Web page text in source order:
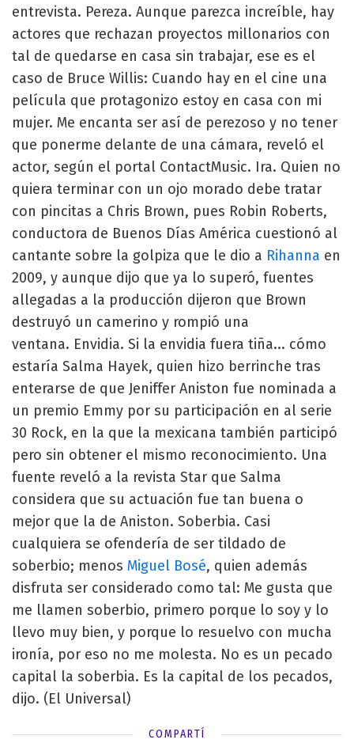
entrevista. Pereza. Aunque parezca increíble, hay
actores que rechazan proyectos millonarios con
tal de quedarse en casa sin trabajar, ese es el
caso de Bruce Willis: Cuando hay en el cine una
película que protagonizo estoy en casa con mi
mujer. Me encanta ser así de perezoso y no tener
que ponerme delante de una cámara, reveló el
actor, según el portal ContactMusic. Ira. Quien no
quiera terminar con un ojo morado debe tratar
con pincitas a Chris Brown, pues Robin Roberts,
conductora de Buenos Días América cuestionó al
cantante sobre la golpiza que le dio a Rihanna en
2009, y aunque dijo que ya lo superó, fuentes
allegadas a la producción dijeron que Brown
destruyó un camerino y rompió una
ventana. Envidia. Si la envidia fuera tiña... cómo
estaría Salma Hayek, quien hizo berrinche tras
enterarse de que Jeniffer Aniston fue nominada a
un premio Emmy por su participación en al serie
30 Rock, en la que la mexicana también participó
pero sin obtener el mismo reconocimiento. Una
fuente reveló a la revista Star que Salma
considera que su actuación fue tan buena o
mejor que la de Aniston. Soberbia. Casi
cualquiera se ofendería de ser tildado de
soberbio; menos Miguel Bosé, quien además
disfruta ser considerado como tal: Me gusta que
me llamen soberbio, primero porque lo soy y lo
llevo muy bien, y porque lo resuelvo con mucha
ironía, por eso no me molesta. No es un pecado
capital la soberbia. Es la capital de los pecados,
dijo. (El Universal)
COMPARTÍ